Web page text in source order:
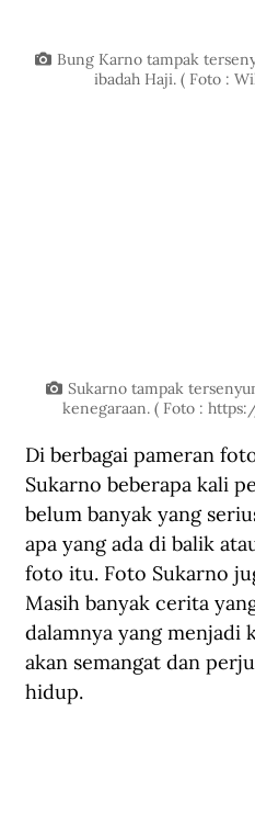
Bung Karno tampak
ibadah Haji. ( Foto :
Sukarno tampak
kenegaraan. ( Foto :
Di berbagai pameran
Sukarno beberapa kali
belum banyak yang
apa yang ada di balik
foto itu. Foto Sukarno
Masih banyak cerita
dalamnya yang menjadi
akan semangat dan
hidup.